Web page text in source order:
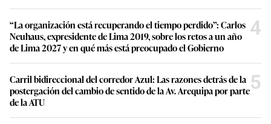
“La organización está recuperando el tiempo perdido”: Carlos
Neuhaus, expresidente de Lima 2019, sobre los retos a un año
de Lima 2027 y en qué más está preocupado el Gobierno
4
Carril bidireccional del corredor Azul: Las razones detrás de la
postergación del cambio de sentido de la Av. Arequipa por parte
de la ATU
5